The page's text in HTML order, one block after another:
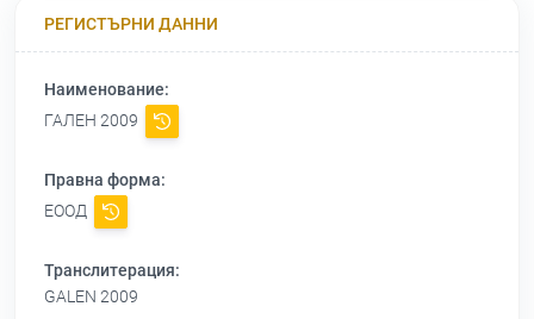
РЕГИСТЪРНИ ДАННИ
Наименование:
ГАЛЕН 2009
Правна форма:
ЕООД
Транслитерация:
GALEN 2009